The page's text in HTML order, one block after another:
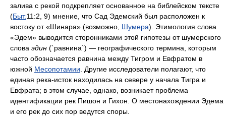
залива с рекой подкрепляет основанное на библейском тексте
(Быт.11:2, 9) мнение, что Сад Эдемский был расположен к
востоку от «Шинара» (возможно, Шумера). Этимология слова
«Эдем» выводится сторонниками этой гипотезы от шумерского
слова эдин (`равнина`) — географического термина, которым
часто обозначается равнина между Тигром и Евфратом в
южной Месопотамии. Другие исследователи полагают, что
единая река-исток находилась на севере у начала Тигра и
Евфрата; в этом случае, однако, возникает проблема
идентификации рек Пишон и Гихон. О местонахождении Эдема
и его рек до сих пор ведутся споры.